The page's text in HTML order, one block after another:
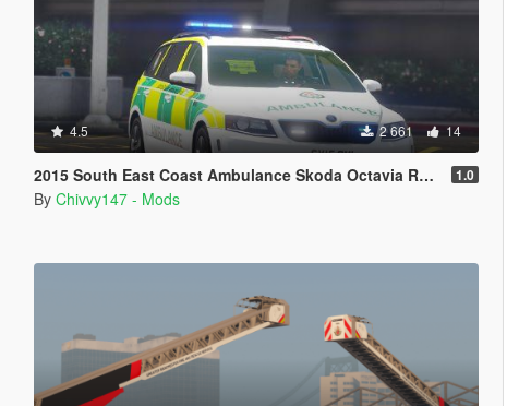
4.5 2 661 14
2015 South East Coast Ambulance Skoda Octavia RRV [ELS] [REL] 1.0
By Chivvy147 - Mods